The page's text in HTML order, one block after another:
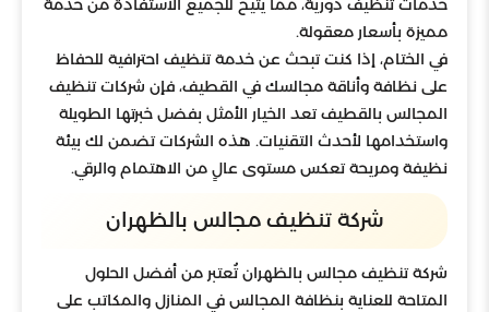
خدمات تنظيف دورية، مما يتيح للجميع الاستفادة من خدمة
مميزة بأسعار معقولة.
في الختام، إذا كنت تبحث عن خدمة تنظيف احترافية للحفاظ
على نظافة وأناقة مجالسك في القطيف، فإن شركات تنظيف
المجالس بالقطيف تعد الخيار الأمثل بفضل خبرتها الطويلة
واستخدامها لأحدث التقنيات. هذه الشركات تضمن لك بيئة
نظيفة ومريحة تعكس مستوى عالٍ من الاهتمام والرقي.
شركة تنظيف مجالس بالظهران
شركة تنظيف مجالس بالظهران تُعتبر من أفضل الحلول
المتاحة للعناية بنظافة المجالس في المنازل والمكاتب على